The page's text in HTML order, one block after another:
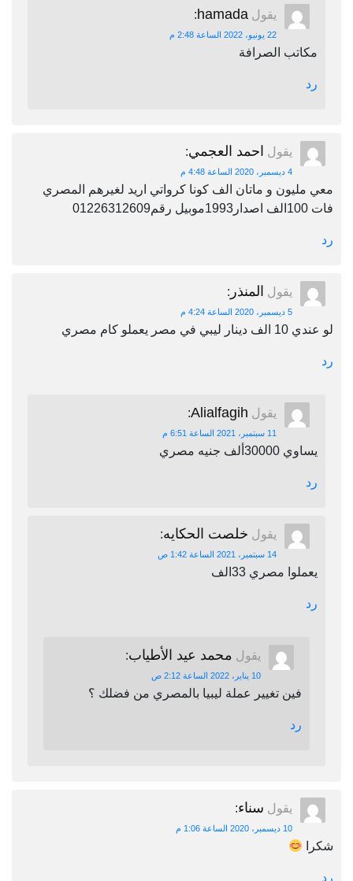
يقول hamada
:
22 يونيو، 2022 الساعة 2:48 م
مكاتب الصرافة
رد
يقول احمد العجمي:
4 ديسمبر، 2020 الساعة 4:48 م
معي مليون و ماتان الف كونا كرواتي اريد لغيرهم المصري
فات 100الف اصدار1993موبيل رقم01226312609
رد
يقول المنذر :
5 ديسمبر، 2020 الساعة 4:24 م
لو عندي 10 الف دينار ليبي في مصر يعملو كام مصري
رد
يقول Alialfagih
:
11 سبتمبر، 2021 الساعة 6:51 م
يساوي 30000ألف جنيه مصري
رد
يقول خلصت الحكايه:
14 سبتمبر، 2021 الساعة 1:42 ص
يعملوا مصري 33الف
رد
يقول محمد عيد الأطياب:
10 يناير، 2022 الساعة 2:12 ص
فين تغيير عملة ليبيا بالمصري من فضلك ؟
رد
يقول سناء:
10 ديسمبر، 2020 الساعة 1:06 م
شكرا
رد